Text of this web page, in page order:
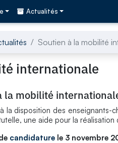
Actualités
Soutien à la mobilité
internationale
la mobilité
à la disposition des
une aide pour la réalisation
candidature le 3 novembre